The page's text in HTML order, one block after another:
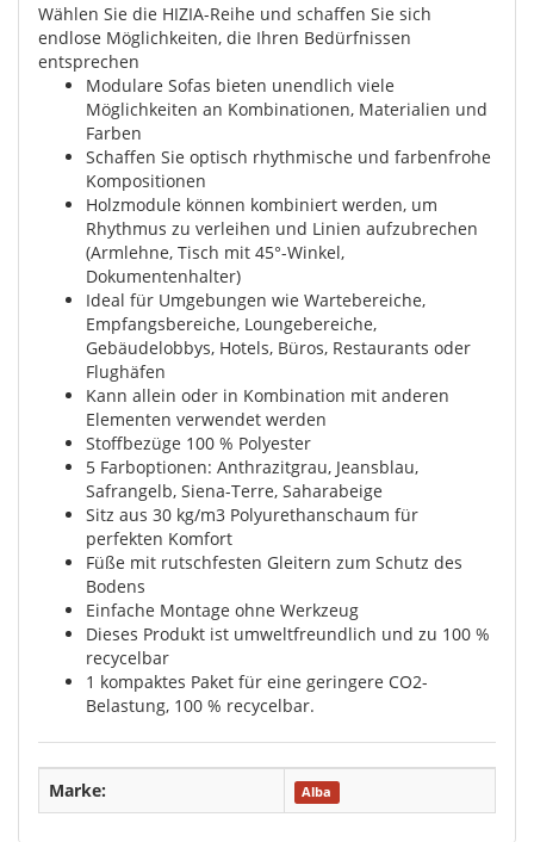
Wählen Sie die HIZIA-Reihe und schaffen Sie sich
endlose Möglichkeiten, die Ihren Bedürfnissen
entsprechen
Modulare Sofas bieten unendlich viele
Möglichkeiten an Kombinationen, Materialien und
Farben
Schaffen Sie optisch rhythmische und farbenfrohe
Kompositionen
Holzmodule können kombiniert werden, um
Rhythmus zu verleihen und Linien aufzubrechen
(Armlehne, Tisch mit 45°-Winkel,
Dokumentenhalter)
Ideal für Umgebungen wie Wartebereiche,
Empfangsbereiche, Loungebereiche,
Gebäudelobbys, Hotels, Büros, Restaurants oder
Flughäfen
Kann allein oder in Kombination mit anderen
Elementen verwendet werden
Stoffbezüge 100 % Polyester
5 Farboptionen: Anthrazitgrau, Jeansblau,
Safrangelb, Siena-Terre, Saharabeige
Sitz aus 30 kg/m3 Polyurethanschaum für
perfekten Komfort
Füße mit rutschfesten Gleitern zum Schutz des
Bodens
Einfache Montage ohne Werkzeug
Dieses Produkt ist umweltfreundlich und zu 100 %
recycelbar
1 kompaktes Paket für eine geringere CO2-
Belastung, 100 % recycelbar.
Marke: Alba